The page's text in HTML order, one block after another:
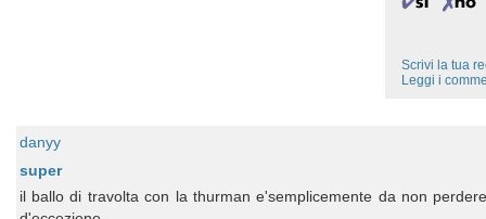
Scrivi la tua
Leggi i
danyy
super
il ballo di travolta con la thurman e'semplicemente da non